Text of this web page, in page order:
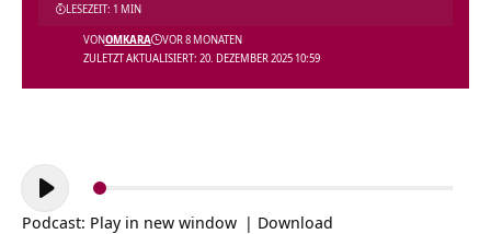
ZULETZT AKTUALISIERT: 20. DEZEMBER 2025 10:59
VONOMKARA VOR 8 MONATEN
LESEZEIT: 1 MIN
Audio-
Player
Podcast: Play in new window | Download